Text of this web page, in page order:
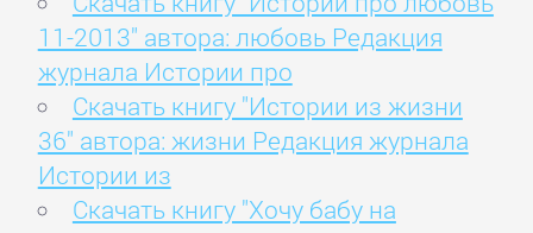
11-2013" автора: любовь Редакция
журнала Истории про
Скачать книгу "Истории из жизни
36" автора: жизни Редакция журнала
Истории из
Скачать книгу "Хочу бабу на